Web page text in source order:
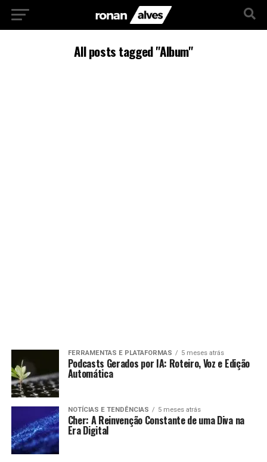
All posts tagged "Album"
FERRAMENTAS E PLATAFORMAS 5 meses atrás
Podcasts Gerados por IA: Roteiro, Voz e Edição
Automática
NOTÍCIAS E TENDÊNCIAS 5 meses atrás
Cher: A Reinvenção Constante de uma Diva na
Era Digital